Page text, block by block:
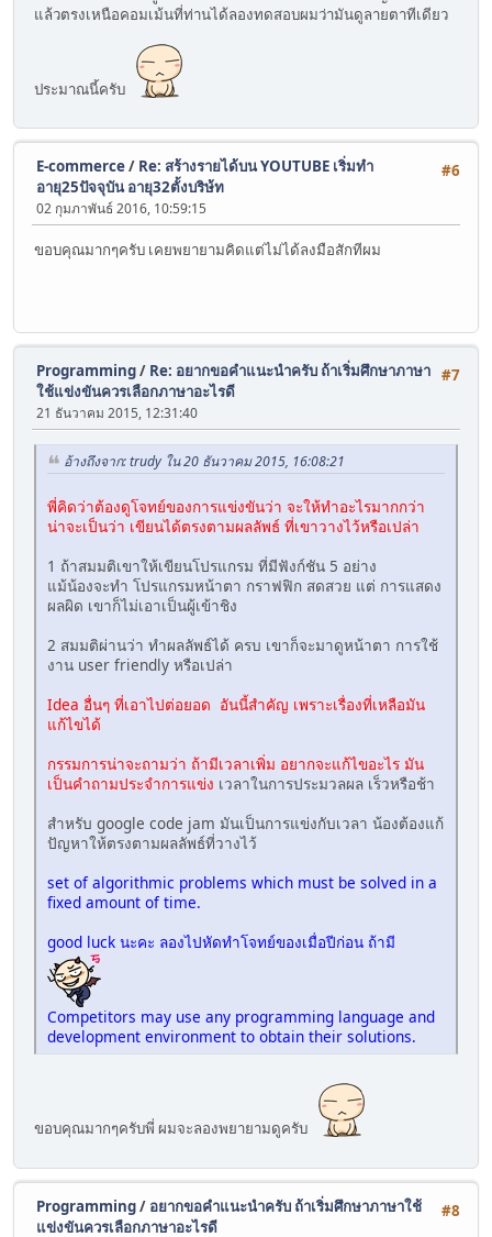
แล้วตรงเหนือคอมเม้นที่ท่านได้ลองทดสอบผมว่ามันดูลายตาทีเดียว
ประมาณนี้ครับ
#6
E-commerce/ Re: สร้างรายได้บน YOUTUBE เริ่มทำ
อายุ25ปัจจุบัน อายุ32ตั้งบริษ้ท
02 กุมภาพันธ์ 2016, 10:59:15
ขอบคุณมากๆครับ เคยพยายามคิดแต่ไม่ได้ลงมือสักทีผม
#7
Programming/ Re: อยากขอคำแนะนำครับ ถ้าเริ่มศึกษาภาษา
ใช้แข่งขันควรเลือกภาษาอะไรดี
21 ธันวาคม 2015, 12:31:40
อ้างถึงจาก: trudy ใน 20 ธันวาคม 2015, 16:08:21
พี่คิดว่าต้องดูโจทย์ของการแข่งขันว่า จะให้ทำอะไรมากกว่า
น่าจะเป็นว่า เขียนได้ตรงตามผลลัพธ์ ที่เขาวางไว้หรือเปล่า
1 ถ้าสมมติเขาให้เขียนโปรแกรม ที่มีฟังก์ชัน 5 อย่าง
แม้น้องจะทำ โปรแกรมหน้าตา กราฟฟิก สดสวย แต่ การแสดง
ผลผิด เขาก็ไม่เอาเป็นผู้เข้าชิง
2 สมมติผ่านว่า ทำผลลัพธ์ได้ ครบ เขาก็จะมาดูหน้าตา การใช้
งาน user friendly หรือเปล่า
Idea อื่นๆ ที่เอาไปต่อยอด อันนี้สำคัญ เพราะเรื่องที่เหลือมัน
แก้ไขได้
กรรมการน่าจะถามว่า ถ้ามีเวลาเพิ่ม อยากจะแก้ไขอะไร มัน
เป็นคำถามประจำการแข่ง เวลาในการประมวลผล เร็วหรือช้า
สำหรับ google code jam มันเป็นการแข่งกับเวลา น้องต้องแก้
ปัญหาให้ตรงตามผลลัพธ์ที่วางไว้
set of algorithmic problems which must be solved in a
fixed amount of time.
good luck นะคะ ลองไปหัดทำโจทย์ของเมื่อปีก่อน ถ้ามี
Competitors may use any programming language and
development environment to obtain their solutions.
ขอบคุณมากๆครับพี่ ผมจะลองพยายามดูครับ
#8
Programming/ อยากขอคำแนะนำครับ ถ้าเริ่มศึกษาภาษาใช้
แข่งขันควรเลือกภาษาอะไรดี